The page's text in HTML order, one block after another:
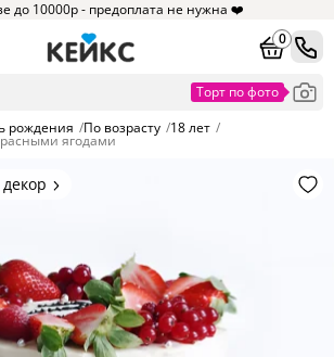
до 10000р - предоплата не нужна ❤️
0
рождения /По возрасту /18 лет /
ягодами